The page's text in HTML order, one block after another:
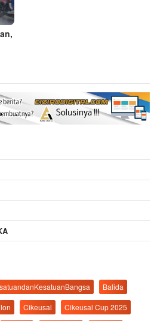
Balida
Cikeusal
Cikeusal Cup 2025